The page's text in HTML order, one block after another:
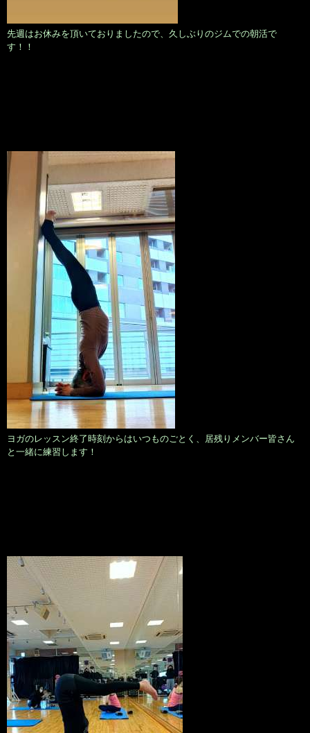
先週はお休みを頂いておりましたので、久しぶりのジムでの朝活で
す！！
ヨガのレッスン終了時刻からはいつものごとく、居残りメンバー皆さん
と一緒に練習します！